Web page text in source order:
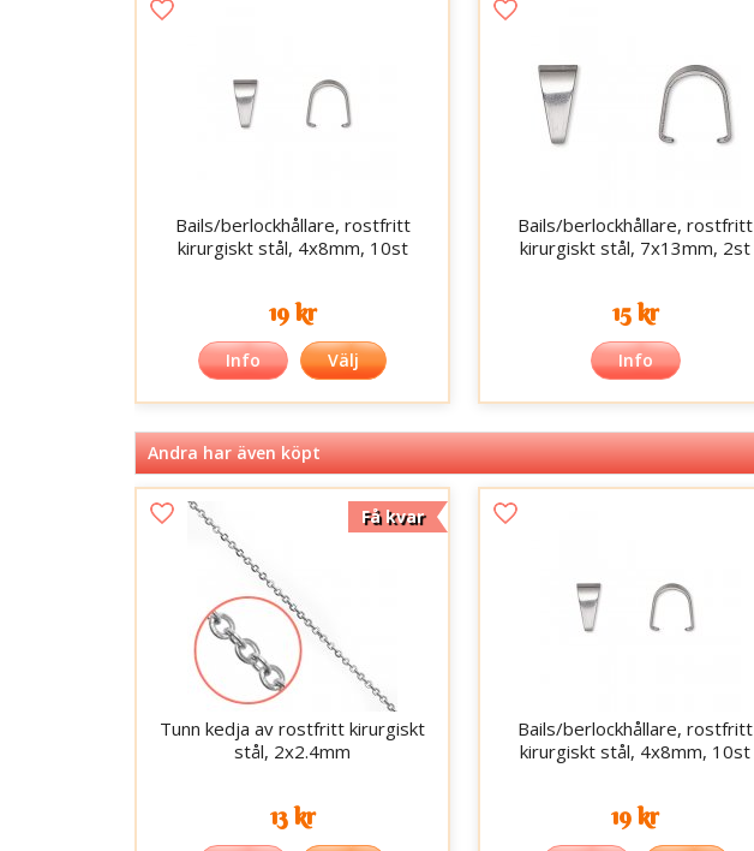
Bails/berlockhållare, rostfritt
kirurgiskt stål, 4x8mm, 10st
19 kr
Info Välj
Bails/berlockhållare, rostfritt
kirurgiskt stål, 7x13mm, 2st
15 kr
Info
Andra har även köpt
Få kvar
Tunn kedja av rostfritt kirurgiskt
stål, 2x2.4mm
13 kr
Bails/berlockhållare, rostfritt
kirurgiskt stål, 4x8mm, 10st
19 kr